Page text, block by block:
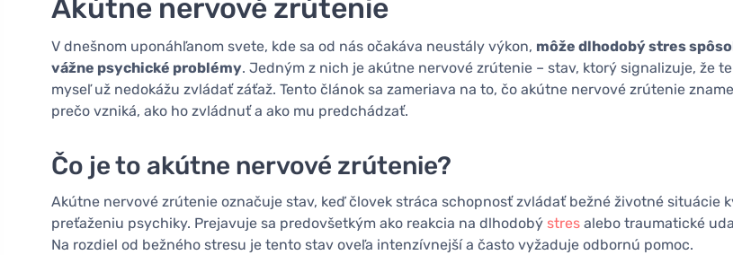
Akútne nervové zrútenie
V dnešnom uponáhľanom svete, kde sa od nás očakáva neustály výkon, môže dlhodobý stres
vážne psychické problémy. Jedným z nich je akútne nervové zrútenie – stav, ktorý signalizuje, že
myseľ už nedokážu zvládať záťaž. Tento článok sa zameriava na to, čo akútne nervové zrútenie
prečo vzniká, ako ho zvládnuť a ako mu predchádzať.
Čo je to akútne nervové zrútenie?
Akútne nervové zrútenie označuje stav, keď človek stráca schopnosť zvládať bežné životné situácie
preťaženiu psychiky. Prejavuje sa predovšetkým ako reakcia na dlhodobý stres alebo traumatické
Na rozdiel od bežného stresu je tento stav oveľa intenzívnejší a často vyžaduje odbornú pomoc.